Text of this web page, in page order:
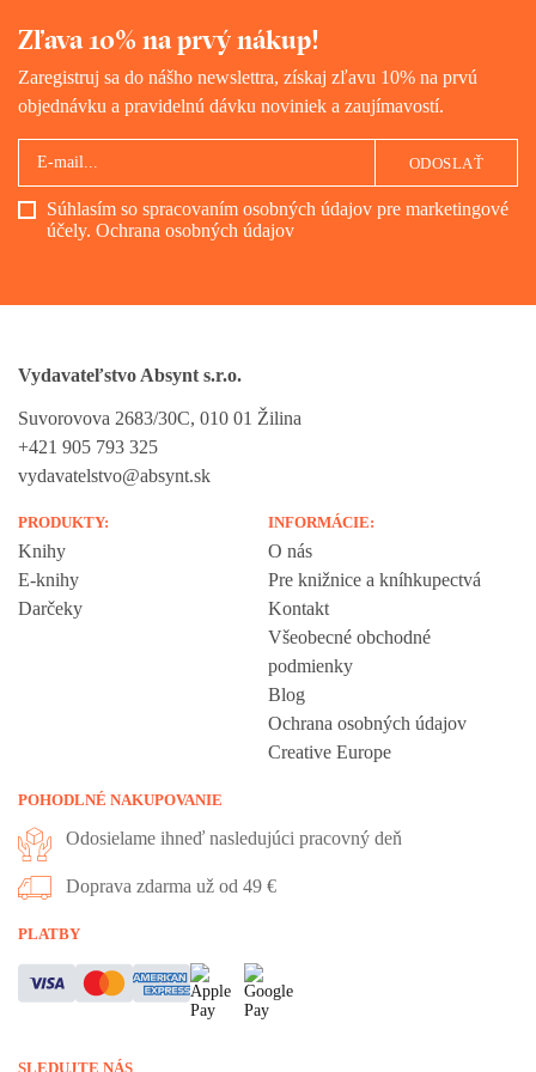
Zľava 10% na prvý nákup!
Zaregistruj sa do nášho newslettra, získaj zľavu 10% na prvú
objednávku a pravidelnú dávku noviniek a zaujímavostí.
Súhlasím so spracovaním osobných údajov pre marketingové
účely. Ochrana osobných údajov
ODOSLAŤ
Vydavateľstvo Absynt s.r.o.
Suvorovova 2683/30C, 010 01 Žilina
+421 905 793 325
vydavatelstvo@absynt.sk
PRODUKTY:
Knihy
E-knihy
Darčeky
INFORMÁCIE:
O nás
Pre knižnice a kníhkupectvá
Kontakt
Všeobecné obchodné
podmienky
Blog
Ochrana osobných údajov
Creative Europe
POHODLNÉ NAKUPOVANIE
Odosielame ihneď nasledujúci pracovný deň
Doprava zdarma už od 49 €
PLATBY
SLEDUJTE NÁS
Vážime si vaše súkromie
Táto stránka používa cookies, aby vám ponúkla skvelý zážitok z
prehliadania. Všetky dôležité informácie nájdete na stránke Cookies.